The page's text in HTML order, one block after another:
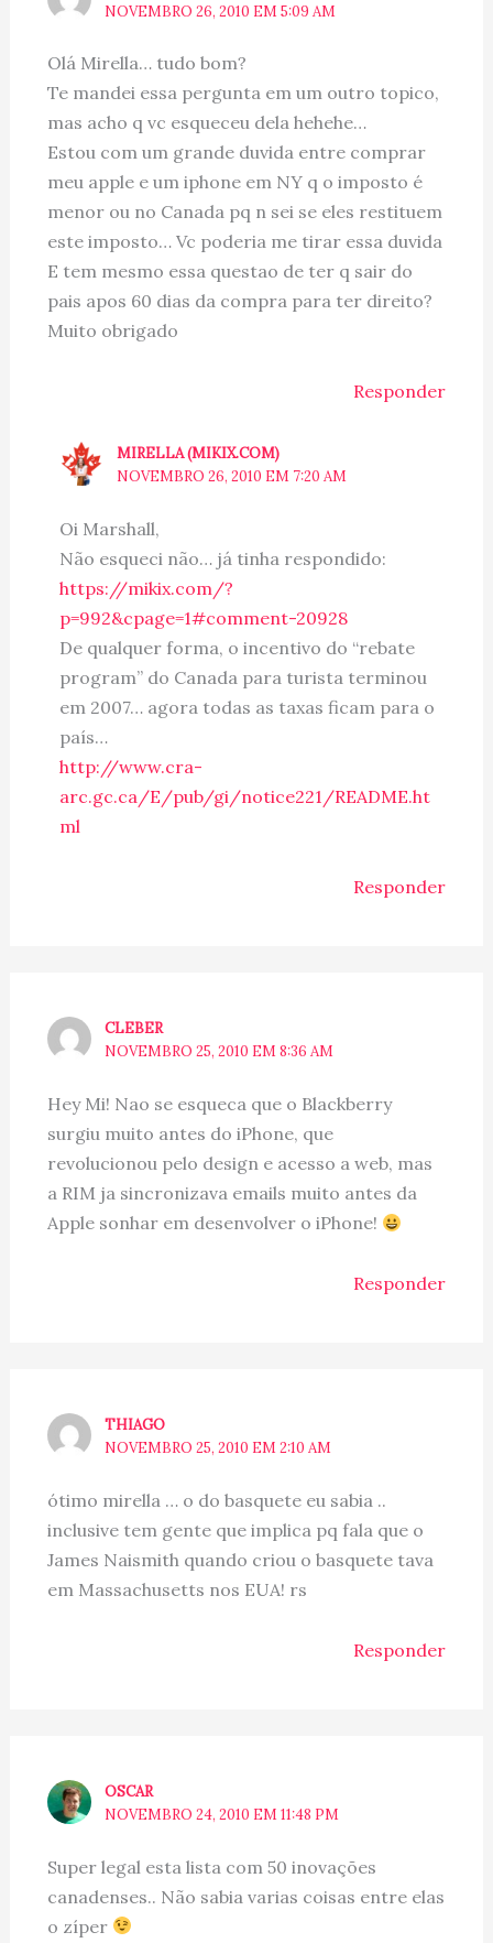
NOVEMBRO 26, 2010 EM 5:09 AM
Olá Mirella… tudo bom?
Te mandei essa pergunta em um outro topico,
mas acho q vc esqueceu dela hehehe…
Estou com um grande duvida entre comprar
meu apple e um iphone em NY q o imposto é
menor ou no Canada pq n sei se eles restituem
este imposto… Vc poderia me tirar essa duvida
E tem mesmo essa questao de ter q sair do
pais apos 60 dias da compra para ter direito?
Muito obrigado
Responder
MIRELLA (MIKIX.COM)
NOVEMBRO 26, 2010 EM 7:20 AM
Oi Marshall,
Não esqueci não… já tinha respondido:
https://mikix.com/?
p=992&cpage=1#comment-20928
De qualquer forma, o incentivo do “rebate
program” do Canada para turista terminou
em 2007… agora todas as taxas ficam para o
país…
http://www.cra-
arc.gc.ca/E/pub/gi/notice221/README.ht
ml
Responder
CLEBER
NOVEMBRO 25, 2010 EM 8:36 AM
Hey Mi! Nao se esqueca que o Blackberry
surgiu muito antes do iPhone, que
revolucionou pelo design e acesso a web, mas
a RIM ja sincronizava emails muito antes da
Apple sonhar em desenvolver o iPhone!
Responder
THIAGO
NOVEMBRO 25, 2010 EM 2:10 AM
ótimo mirella … o do basquete eu sabia ..
inclusive tem gente que implica pq fala que o
James Naismith quando criou o basquete tava
em Massachusetts nos EUA! rs
Responder
OSCAR
NOVEMBRO 24, 2010 EM 11:48 PM
Super legal esta lista com 50 inovações
canadenses.. Não sabia varias coisas entre elas
o zíper